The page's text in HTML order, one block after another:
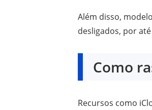
Além disso,
desligados, por
Como
Recursos como